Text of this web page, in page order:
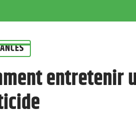
entretenir